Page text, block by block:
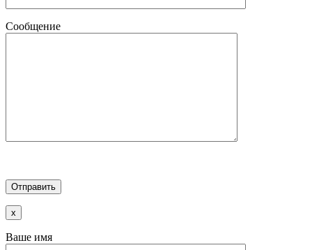
Сообщение
x
Ваше имя